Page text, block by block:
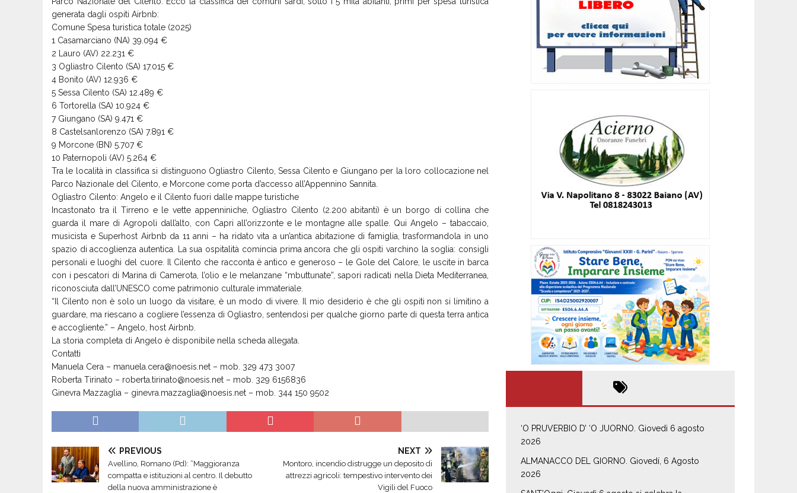
generata dagli ospiti Airbnb:
Comune Spesa turistica totale (2025)
1 Casamarciano (NA) 39.094 €
2 Lauro (AV) 22.231 €
3 Ogliastro Cilento (SA) 17.015 €
4 Bonito (AV) 12.936 €
5 Sessa Cilento (SA) 12.489 €
6 Tortorella (SA) 10.924 €
7 Giungano (SA) 9.471 €
8 Castelsanlorenzo (SA) 7.891 €
9 Morcone (BN) 5.707 €
10 Paternopoli (AV) 5.264 €
Tra le località in classifica si distinguono Ogliastro Cilento, Sessa Cilento e Giungano per la loro collocazione nel
Parco Nazionale del Cilento, e Morcone come porta d’accesso all’Appennino Sannita.
Ogliastro Cilento: Angelo e il Cilento fuori dalle mappe turistiche
Incastonato tra il Tirreno e le vette appenniniche, Ogliastro Cilento (2.200 abitanti) è un borgo di collina che
guarda il mare di Agropoli dall’alto, con Capri all’orizzonte e le montagne alle spalle. Qui Angelo – tabaccaio,
musicista e Superhost Airbnb da 11 anni – ha ridato vita a un’antica abitazione di famiglia, trasformandola in uno
spazio di accoglienza autentica. La sua ospitalità comincia prima ancora che gli ospiti varchino la soglia: consigli
personali e luoghi del cuore. Il Cilento che racconta è antico e generoso – le Gole del Calore, le uscite in barca
con i pescatori di Marina di Camerota, l’olio e le melanzane “mbuttunate”, sapori radicati nella Dieta Mediterranea,
riconosciuta dall’UNESCO come patrimonio culturale immateriale.
“Il Cilento non è solo un luogo da visitare, è un modo di vivere. Il mio desiderio è che gli ospiti non si limitino a
guardare, ma riescano a cogliere l’essenza di Ogliastro, sentendosi per qualche giorno parte di questa terra antica
e accogliente.” – Angelo, host Airbnb.
La storia completa di Angelo è disponibile nella scheda allegata.
Contatti
Manuela Cera – manuela.cera@noesis.net – mob. 329 473 3007
Roberta Tirinato – roberta.tirinato@noesis.net – mob. 329 6156836
Ginevra Mazzaglia – ginevra.mazzaglia@noesis.net – mob. 344 150 9502
PREVIOUS
Avellino, Romano (Pd): “Maggioranza
compatta e istituzioni al centro. Il debutto
della nuova amministrazione è
NEXT
Montoro, incendio distrugge un deposito di
attrezzi agricoli: tempestivo intervento dei
Vigili del Fuoco
‘O PRUVERBIO D’ ‘O JUORNO. Giovedì 6 agosto
2026
ALMANACCO DEL GIORNO. Giovedí, 6 Agosto
2026